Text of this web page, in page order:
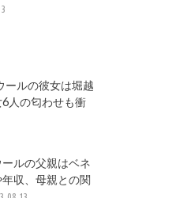
ールの彼女は堀越
人の匂わせも衝
ルの父親はベネ
収、母親との関